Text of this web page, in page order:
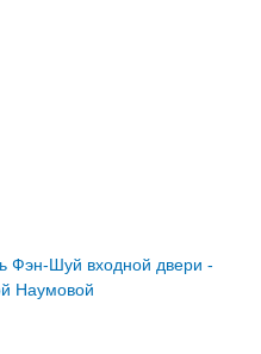
Фэн-Шуй входной двери -
Наумовой